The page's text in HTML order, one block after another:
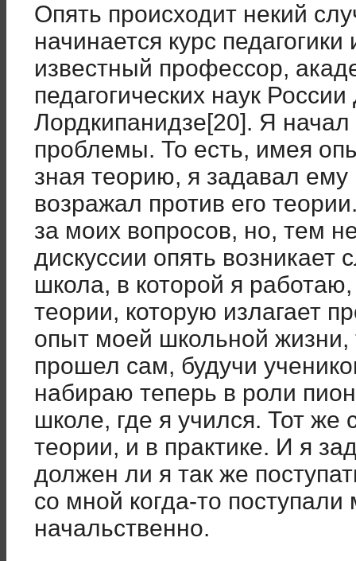
Опять происходит некий
начинается курс
известный профессор,
педагогических наук
Лордкипанидзе[20]. Я
проблемы. То есть, имея
зная теорию, я задавал
возражал против его
за моих вопросов, но, тем
дискуссии опять возникает
школа, в которой я
теории, которую излагает
опыт моей школьной жизни,
прошел сам, будучи
набираю теперь в роли
школе, где я учился. Тот
теории, и в практике. И я
должен ли я так же
со мной когда-то
начальственно.